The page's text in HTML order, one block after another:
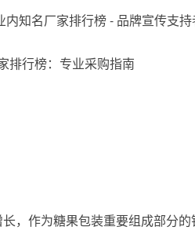
排行榜：专业采购指南
，作为糖果包装重要组成部分